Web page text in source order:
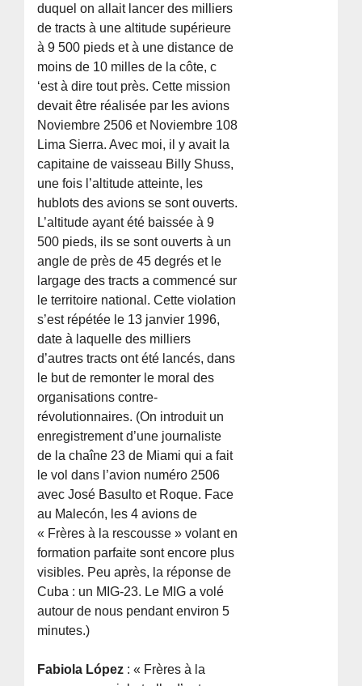
duquel on allait lancer des milliers
de tracts à une altitude supérieure
à 9 500 pieds et à une distance de
moins de 10 milles de la côte, c
‘est à dire tout près. Cette mission
devait être réalisée par les avions
Noviembre 2506 et Noviembre 108
Lima Sierra. Avec moi, il y avait la
capitaine de vaisseau Billy Shuss,
une fois l’altitude atteinte, les
hublots des avions se sont ouverts.
L’altitude ayant été baissée à 9
500 pieds, ils se sont ouverts à un
angle de près de 45 degrés et le
largage des tracts a commencé sur
le territoire national. Cette violation
s’est répétée le 13 janvier 1996,
date à laquelle des milliers
d’autres tracts ont été lancés, dans
le but de remonter le moral des
organisations contre-
révolutionnaires. (On introduit un
enregistrement d’une journaliste
de la chaîne 23 de Miami qui a fait
le vol dans l’avion numéro 2506
avec José Basulto et Roque. Face
au Malecón, les 4 avions de
« Frères à la rescousse » volant en
formation parfaite sont encore plus
visibles. Peu après, la réponse de
Cuba : un MIG-23. Le MIG a volé
autour de nous pendant environ 5
minutes.)
Fabiola López : « Frères à la